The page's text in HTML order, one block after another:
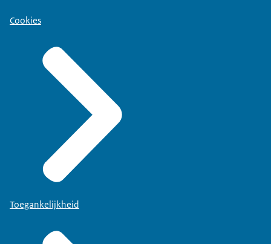
Cookies
Toegankelijkheid